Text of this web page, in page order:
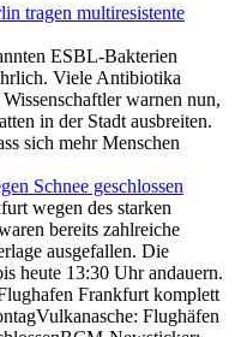
tragen multiresistente
ESBL-Bakterien
Viele Antibiotika
warnen nun,
in der Stadt ausbreiten.
sich mehr Menschen
Schnee geschlossen
wegen des starken
bereits zahlreiche
ausgefallen. Die
heute 13:30 Uhr andauern.
Frankfurt komplett
Flughäfen